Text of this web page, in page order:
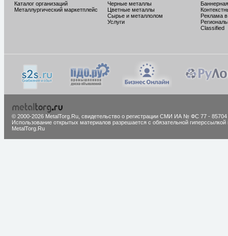
Каталог организаций
Металлургический маркетплейс
Черные металлы
Цветные металлы
Сырье и металлолом
Услуги
Реклама
Classified
© 2000-2026 MetalTorg.Ru, cвидетельство о регистрации СМИ ИА № ФС 77 - 85704
Использование открытых материалов разрешается с обязательной гиперссылкой
MetalTorg.Ru